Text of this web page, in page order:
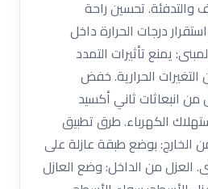
والتدفئة. تحسين راحة
درجات الحرارة داخل
يمنع تأثيرات التمدد
الحرارية. خفض
من انبعاثات ثاني أكسيد
الكهرباء. طرق تطبيق
الخارج: بوضع طبقة عازلة على
العزل من الداخل: وضع العازل